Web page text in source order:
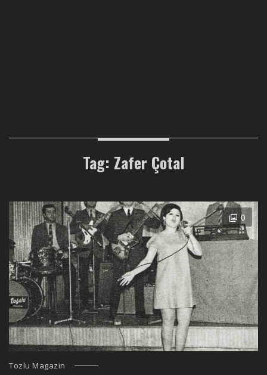
Tag: Zafer Çotal
0
Tozlu Magazin